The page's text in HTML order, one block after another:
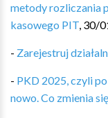
metody rozliczania
kasowego PIT, 30/
- Zarejestruj
- PKD 2025, czyli
nowo. Co zmienia